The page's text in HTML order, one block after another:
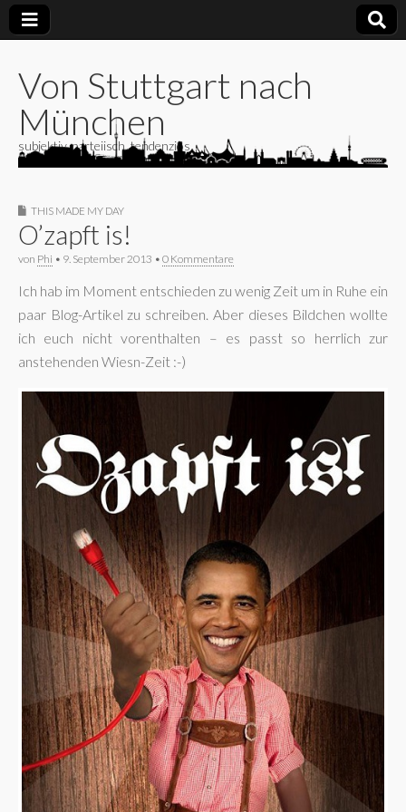
Von Stuttgart nach
München
subjektiv, parteiisch, tendenziös
THIS MADE MY DAY
O’zapft is!
von Phi • 9. September 2013 • 0 Kommentare
Ich hab im Moment entschieden zu wenig Zeit um in Ruhe ein
paar Blog-Artikel zu schreiben. Aber dieses Bildchen wollte
ich euch nicht vorenthalten – es passt so herrlich zur
anstehenden Wiesn-Zeit :-)